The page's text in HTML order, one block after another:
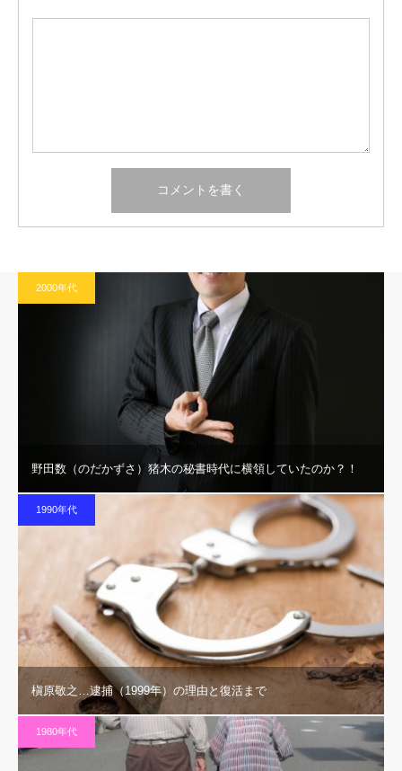
2000年代
野田数（のだかずさ）猪木の秘書時代に横領していたのか？！
1990年代
槇原敬之…逮捕（1999年）の理由と復活まで
1980年代